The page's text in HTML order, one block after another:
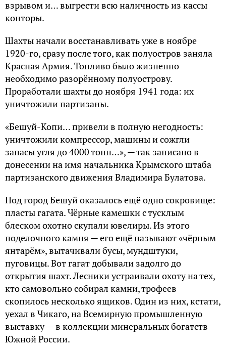
взрывом и… выгрести всю наличность из кассы
конторы.
Шахты начали восстанавливать уже в ноябре
1920-го, сразу после того, как полуостров заняла
Красная Армия. Топливо было жизненно
необходимо разорённому полуострову.
Проработали шахты до ноября 1941 года: их
уничтожили партизаны.
«Бешуй-Копи… привели в полную негодность:
уничтожили компрессор, машины и сожгли
запасы угля до 4000 тонн…», — так записано в
донесении на имя начальника Крымского штаба
партизанского движения Владимира Булатова.
Под город Бешуй оказалось ещё одно сокровище:
пласты гагата. Чёрные камешки с тусклым
блеском охотно скупали ювелиры. Из этого
поделочного камня — его ещё называют «чёрным
янтарём», вытачивали бусы, мундштуки,
пуговицы. Вот гагат добывали задолго до
открытия шахт. Лесники устраивали охоту на тех,
кто самовольно собирал камни, трофеев
скопилось несколько ящиков. Один из них, кстати,
уехал в Чикаго, на Всемирную промышленную
выставку — в коллекции минеральных богатств
Южной России.